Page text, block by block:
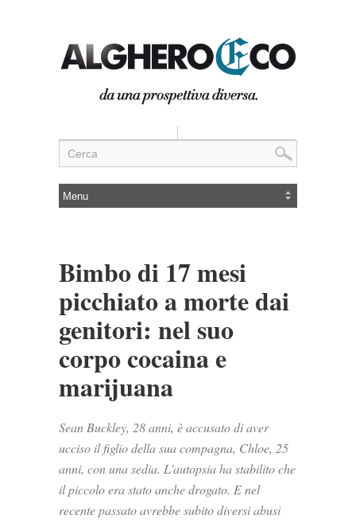
Bimbo di 17 mesi
picchiato a morte dai
genitori: nel suo
corpo cocaina e
marijuana
Sean Buckley, 28 anni, è accusato di aver
ucciso il figlio della sua compagna, Chloe, 25
anni, con una sedia. L'autopsia ha stabilito che
il piccolo era stato anche drogato. E nel
recente passato avrebbe subito diversi abusi